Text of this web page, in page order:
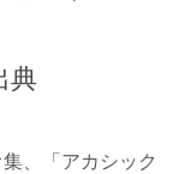
典
、「アカシック